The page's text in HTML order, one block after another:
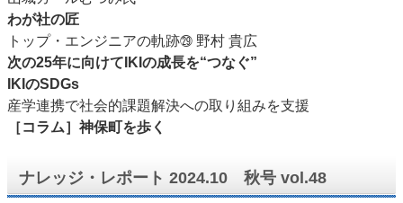
わが社の匠
トップ・エンジニアの軌跡㉙ 野村 貴広
次の25年に向けてIKIの成長を“つなぐ”
IKIのSDGs
産学連携で社会的課題解決への取り組みを支援
［コラム］神保町を歩く
ナレッジ・レポート 2024.10 秋号 vol.48